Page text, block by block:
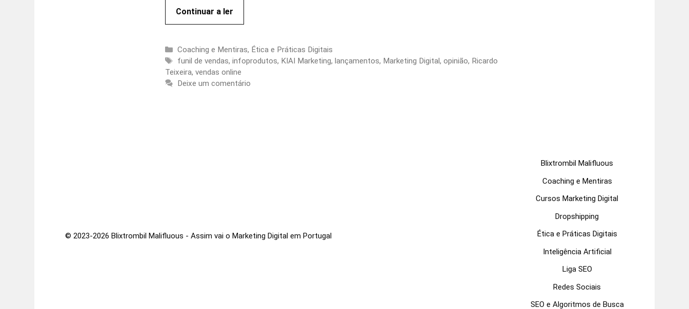
Continuar a ler
Categorias
Coaching e Mentiras, Ética e Práticas Digitais
Etiquetas
funil de vendas,infoprodutos, KIAI Marketing, lançamentos, Marketing Digital,opinião, Ricardo
Teixeira, vendas online
Deixe um comentário
Blixtrombil Malifluous
Coaching e Mentiras
Cursos Marketing Digital
Dropshipping
Ética e Práticas Digitais
Inteligência Artificial
Liga SEO
Redes Sociais
SEO e Algoritmos de Busca
© 2023-2026 Blixtrombil Malifluous - Assim vai o Marketing Digital em Portugal